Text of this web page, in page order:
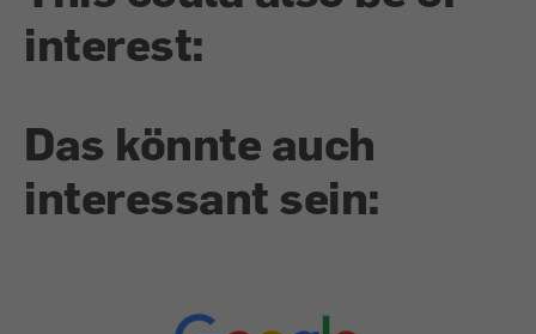
interest:
Das könnte auch
interessant sein: